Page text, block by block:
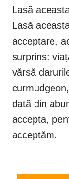
Lasă
Lasă
acceptare,
surprins:
vărsă
dată din
accepta,
acceptăm.